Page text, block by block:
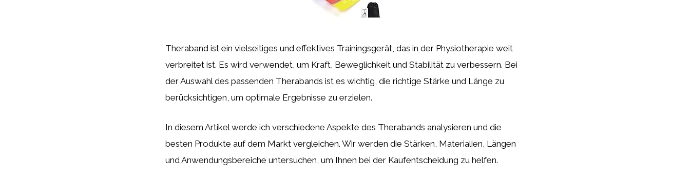
Theraband ist ein vielseitiges und effektives Trainingsgerät, das in der Physiotherapie weit
verbreitet ist. Es wird verwendet, um Kraft, Beweglichkeit und Stabilität zu verbessern. Bei
der Auswahl des passenden Therabands ist es wichtig, die richtige Stärke und Länge zu
berücksichtigen, um optimale Ergebnisse zu erzielen.
In diesem Artikel werde ich verschiedene Aspekte des Therabands analysieren und die
besten Produkte auf dem Markt vergleichen. Wir werden die Stärken, Materialien, Längen
und Anwendungsbereiche untersuchen, um Ihnen bei der Kaufentscheidung zu helfen.